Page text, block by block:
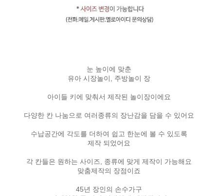
눈 높이에 맞춘
유아 시장놀이, 주방놀이 장
아이들 키에 맞춰서 제작된 놀이장이에요
다양한 칸 나눔으로 여러종류의 장난감을 담을 수 있어요
수납공간에 각도를 더하여 쉽고 한눈에 볼 수 있도록
제작 되었어요
각 칸들은 원하는 사이즈, 종류에 맞게 제작이 가능해요
맞춤제작의 장점이죠
45년 장인의 손수가구